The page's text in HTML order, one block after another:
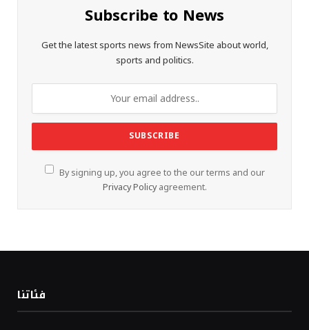
Subscribe to News
Get the latest sports news from NewsSite about world,
sports and politics.
By signing up, you agree to the our terms and our
Privacy Policyagreement.
فئاتنا